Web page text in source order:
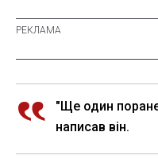
"Ще один
написав він.